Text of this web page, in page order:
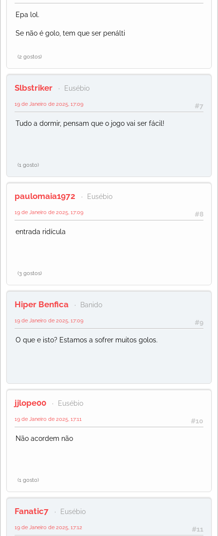
Epa lol.
Se não é golo, tem que ser penálti
(2 gostos)
Slbstriker Eusébio
#7
19 de Janeiro de 2025, 17:09
Tudo a dormir, pensam que o jogo vai ser fácil!
(1 gosto)
paulomaia1972 Eusébio
#8
19 de Janeiro de 2025, 17:09
entrada ridícula
(3 gostos)
Hiper Benfica Banido
#9
19 de Janeiro de 2025, 17:09
O que e isto? Estamos a sofrer muitos golos.
jjlope00 Eusébio
#10
19 de Janeiro de 2025, 17:11
Não acordem não
(1 gosto)
Fanatic7 Eusébio
#11
19 de Janeiro de 2025, 17:12